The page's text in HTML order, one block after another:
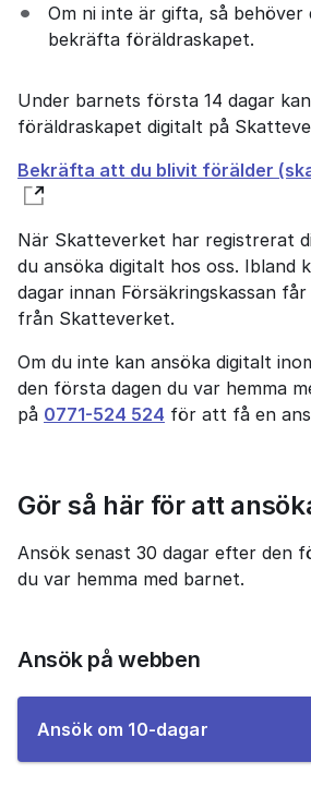
Om ni inte är gifta, så behöver
bekräfta föräldraskapet.
Under barnets första 14 dagar
föräldraskapet digitalt på
Bekräfta att du blivit förälder
När Skatteverket har registrerat
du ansöka digitalt hos oss. Ibland
dagar innan Försäkringskassan
från Skatteverket.
Om du inte kan ansöka digitalt
den första dagen du var hemma
på 0771-524 524 för att få en
Gör så här för att
Ansök senast 30 dagar efter den
du var hemma med barnet.
Ansök på webben
Ansök om 10-dagarTill